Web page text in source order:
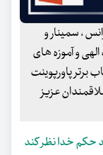
، سمینار و
و آموزه های
پاورپوینت
عزیز
حکم خدا نظر کند